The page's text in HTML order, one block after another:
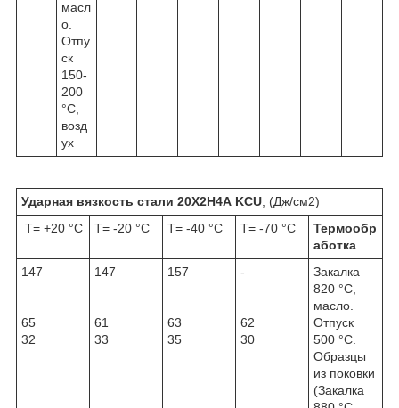
масл
о.
Отпу
ск
150-
200
°С,
возд
ух
Ударная вязкость стали 20Х2Н4А KCU , (Дж/см2)
Т= +20 °С
Т= -20 °С Т= -40 °С Т= -70 °С
Термообр
аботка
147
65
32
147
61
33
157
63
35
-
62
30
Закалка
820 °С,
масло.
Отпуск
500 °С.
Образцы
из поковки
(Закалка